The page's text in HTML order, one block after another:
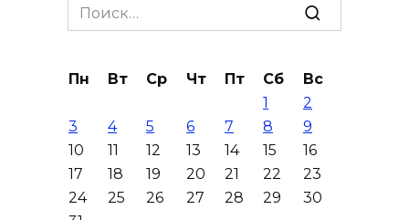
09 августа 2026 16:55
войны в Донбассе: донские
присоединились к минуте
молчания
09 августа 2026 16:13
Search
for:
Пн Вт Ср Чт Пт Сб
Вс
1
2
3
4 5 6 7 8
9
10
11 12 13 14 15
16
17
18 19 20 21 22
23
24
25 26 27 28 29
30